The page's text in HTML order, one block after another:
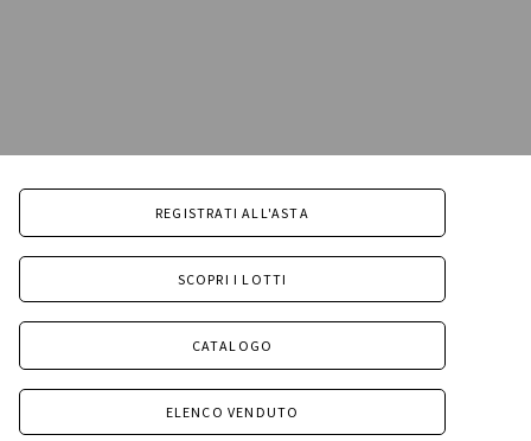
REGISTRATI ALL'ASTA
SCOPRI I LOTTI
CATALOGO
ELENCO VENDUTO